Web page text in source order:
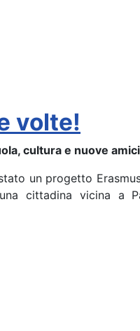
volte!
cultura e nuove
un progetto
cittadina vicina a